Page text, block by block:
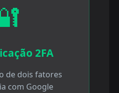
2FA
de dois fatores
com Google